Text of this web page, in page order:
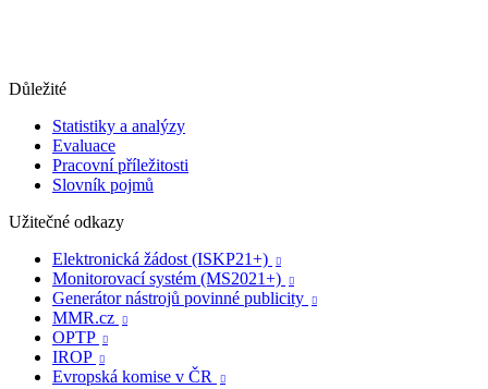
Důležité
Statistiky a analýzy
Evaluace
Pracovní příležitosti
Slovník pojmů
Užitečné odkazy
Elektronická žádost (ISKP21+)

Monitorovací systém (MS2021+) 
Generátor nástrojů povinné publicity 
MMR.cz 
OPTP 
IROP 
Evropská komise v ČR 